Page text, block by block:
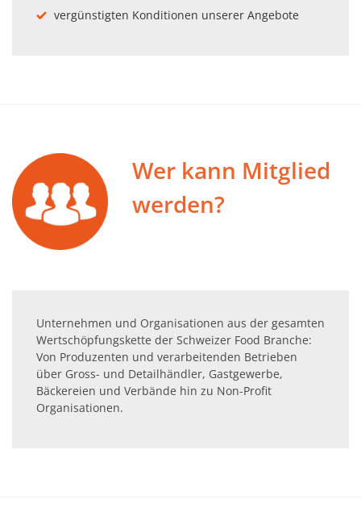
vergünstigten Konditionen unserer Angebote
Wer kann Mitglied
werden?
Unternehmen und Organisationen aus der gesamten
Wertschöpfungskette der Schweizer Food Branche:
Von Produzenten und verarbeitenden Betrieben
über Gross- und Detailhändler, Gastgewerbe,
Bäckereien und Verbände hin zu Non-Profit
Organisationen.